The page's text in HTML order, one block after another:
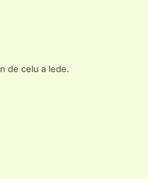
de celu a lede.